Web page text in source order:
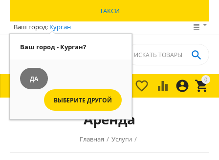
ТАКСИ
Ваш город: Курган
Ваш город - Курган?
ДА
ВЫБЕРИТЕ ДРУГОЙ
0


 

 МЕНЮ
Аренда
Главная / Услуги /